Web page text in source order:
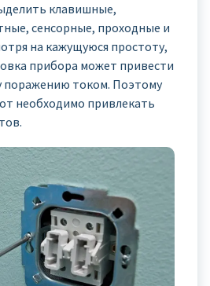
клавишные,
сенсорные, проходные и
на кажущуюся простоту,
прибора может привести
поражению током. Поэтому
необходимо привлекать